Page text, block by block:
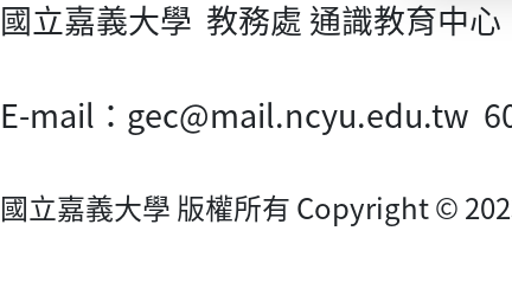
國立嘉義大學 教務處 通識教育中
E-mail：gec@mail.ncyu.edu.tw
國立嘉義大學 版權所有 Copyright ©